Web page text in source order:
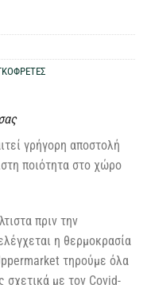
γρήγορη αποστολή
ποιότητα στο χώρο
πριν την
η θερμοκρασία
τηρούμε όλα
σχετικά με τον Covid-